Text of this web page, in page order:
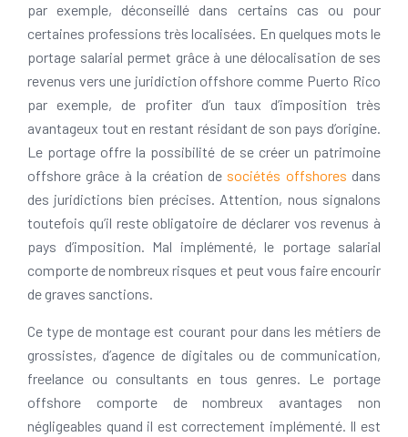
par exemple, déconseillé dans certains cas ou pour
certaines professions très localisées. En quelques mots le
portage salarial permet grâce à une délocalisation de ses
revenus vers une juridiction offshore comme Puerto Rico
par exemple, de profiter d’un taux d’imposition très
avantageux tout en restant résidant de son pays d’origine.
Le portage offre la possibilité de se créer un patrimoine
offshore grâce à la création de sociétés offshores dans
des juridictions bien précises. Attention, nous signalons
toutefois qu’il reste obligatoire de déclarer vos revenus à
pays d’imposition. Mal implémenté, le portage salarial
comporte de nombreux risques et peut vous faire encourir
de graves sanctions.
Ce type de montage est courant pour dans les métiers de
grossistes, d’agence de digitales ou de communication,
freelance ou consultants en tous genres. Le portage
offshore comporte de nombreux avantages non
négligeables quand il est correctement implémenté. Il est